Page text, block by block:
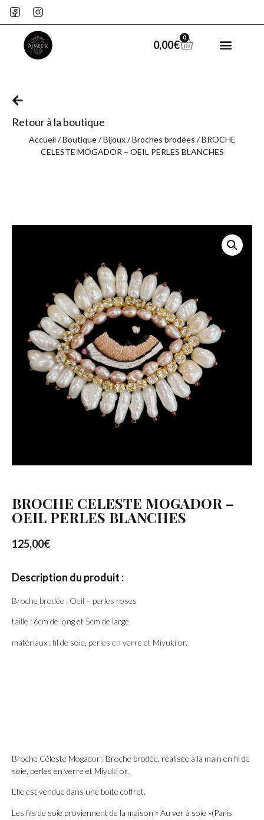
0,00€
0
Retour à la boutique
Accueil /Boutique/Bijoux/Broches brodées / BROCHE
CELESTE MOGADOR – OEIL PERLES BLANCHES
BROCHE CELESTE MOGADOR –
OEIL PERLES BLANCHES
125,00€
Description du produit :
Broche brodée : Oeil – perles roses
taille : 6cm de long et 5cm de large
matériaux : fil de soie, perles en verre et Miyuki or.
Broche Céleste Mogador : Broche brodée, réalisée à la main en fil de
soie, perles en verre et Miyuki or.
Elle est vendue dans une boite coffret.
Les fils de soie proviennent de la maison « Au ver à soie »(Paris